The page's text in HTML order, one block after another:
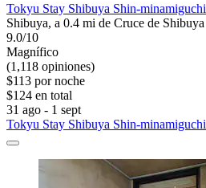
Tokyu Stay Shibuya Shin-minamiguchi
Shibuya, a 0.4 mi de Cruce de Shibuya
9.0/10
Magnífico
(1,118 opiniones)
$113 por noche
$124 en total
31 ago - 1 sept
Tokyu Stay Shibuya Shin-minamiguchi